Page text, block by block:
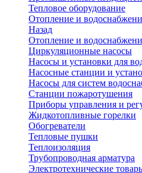
Тепловое оборудование
Отопление и
Назад
Отопление и
Циркуляционные насосы
Насосы и установки для
Насосные станции и
Насосы для систем
Станции пожаротушения
Приборы управления и
Жидкотопливные горелки
Обогреватели
Тепловые пушки
Теплоизоляция
Трубопроводная арматура
Электротехнические